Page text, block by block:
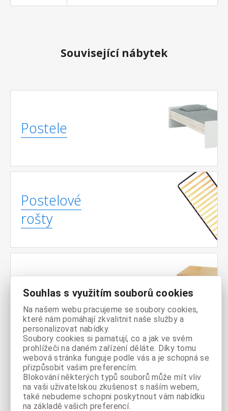
Související nábytek
Postele
Postelové
rošty
Noční
stolky
Komody
Souhlas s využitím souborů cookies
Na našem webu pracujeme se soubory cookies,
které nám pomáhají zkvalitnit naše služby a
personalizovat nabídky.
Soubory cookies si pamatují, co a jak ve svém
prohlížeči na daném zařízení děláte. Díky tomu
webová stránka funguje podle vás a je schopná se
přizpůsobit vašim preferencím.
Blokování některých typů souborů může mít vliv
na vaši uživatelskou zkušenost s naším webem,
také nebudeme schopni poskytnout vám nabídku
na základě vašich preferencí.